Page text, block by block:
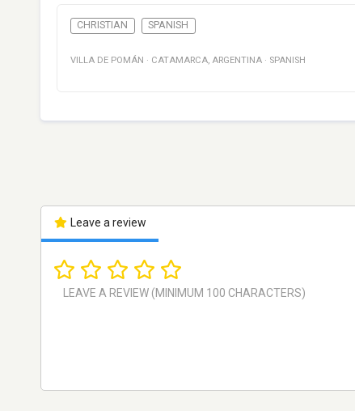
CHRISTIAN SPANISH
VILLA DE POMÁN · CATAMARCA, ARGENTINA · SPANISH
Leave a review